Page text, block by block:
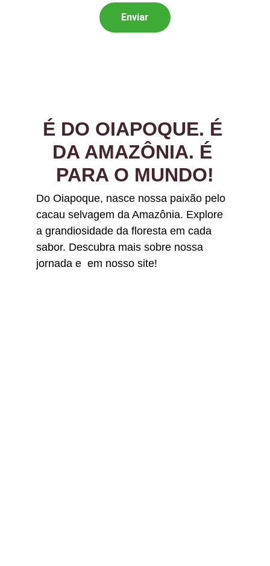
Enviar
É DO OIAPOQUE. É
DA AMAZÔNIA. É
PARA O MUNDO!
Do Oiapoque, nasce nossa paixão pelo
cacau selvagem da Amazônia. Explore
a grandiosidade da floresta em cada
sabor. Descubra mais sobre nossa
jornada e  em nosso site!